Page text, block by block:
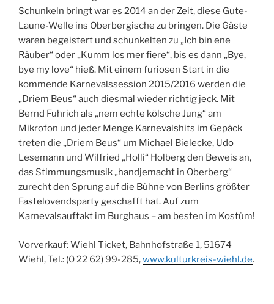
Schunkeln bringt war es 2014 an der Zeit, diese Gute-
Laune-Welle ins Oberbergische zu bringen. Die Gäste
waren begeistert und schunkelten zu „Ich bin ene
Räuber“ oder „Kumm los mer fiere“, bis es dann „Bye,
bye my love“ hieß. Mit einem furiosen Start in die
kommende Karnevalssession 2015/2016 werden die
„Driem Beus“ auch diesmal wieder richtig jeck. Mit
Bernd Fuhrich als „nem echte kölsche Jung“ am
Mikrofon und jeder Menge Karnevalshits im Gepäck
treten die „Driem Beus“ um Michael Bielecke, Udo
Lesemann und Wilfried „Holli“ Holberg den Beweis an,
das Stimmungsmusik „handjemacht in Oberberg“
zurecht den Sprung auf die Bühne von Berlins größter
Fastelovendsparty geschafft hat. Auf zum
Karnevalsauftakt im Burghaus – am besten im Kostüm!
Vorverkauf: Wiehl Ticket, Bahnhofstraße 1, 51674
Wiehl, Tel.: (0 22 62) 99-285,www.kulturkreis-wiehl.de.